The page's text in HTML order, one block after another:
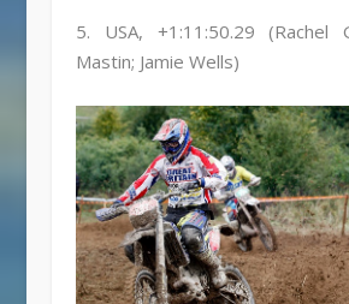
5. USA, +1:11:50.29 (Rachel
Mastin; Jamie Wells)